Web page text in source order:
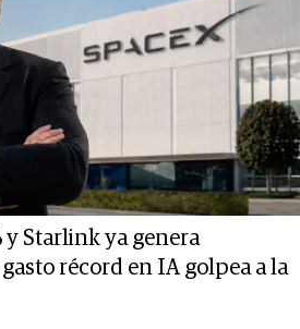
y Starlink ya genera
récord en IA golpea a la